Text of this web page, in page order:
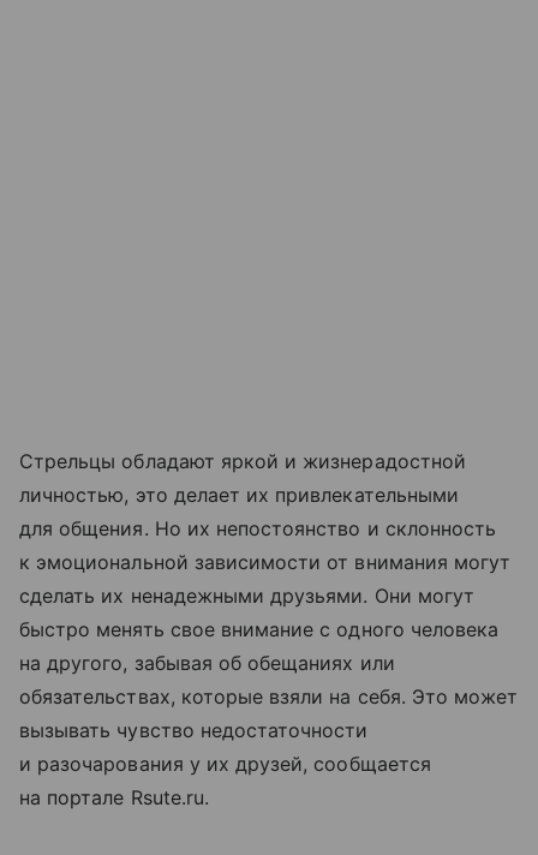
Стрельцы обладают яркой и жизнерадостной
личностью, это делает их привлекательными
для общения. Но их непостоянство и склонность
к эмоциональной зависимости от внимания могут
сделать их ненадежными друзьями. Они могут
быстро менять свое внимание с одного человека
на другого, забывая об обещаниях или
обязательствах, которые взяли на себя. Это может
вызывать чувство недостаточности
и разочарования у их друзей, сообщается
на портале Rsute.ru.